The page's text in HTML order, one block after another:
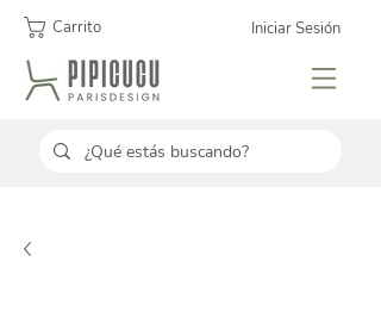
Carrito Iniciar Sesión